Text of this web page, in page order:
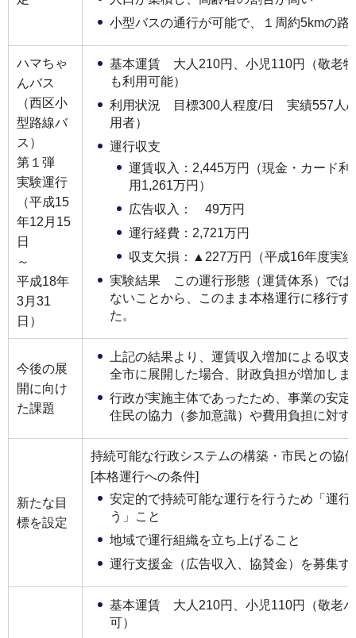
小型バスの通行が可能で、１周約5kmの路
ハマちゃ
んバス
（西区小
型路線バ
ス）
第１弾
実験運行
（平成15
年12月15
日
～
平成18年
3月31
日）
基本運賃 大人210円、小児110円（敬老
も利用可能）
利用状況 目標300人程度/日 実績557人/
用者）
運行収支
運賃収入：2,445万円（現金・カード
用1,261万円）
広告収入： 49万円
運行経費：2,721万円
収支欠損：▲227万円（平成16年度実
実験結果 この運行形態（運賃体系）では
ないことから、このまま本格運行に移行
た。
今後の展
開に向け
た課題
上記の結果より、運賃収入増加による収
全市に展開した場合、財政負担が増加しま
行政が実施主体であったため、事業の安
住民の協力（参加意識）や費用負担に対
新たな目
標を設定
持続可能な行政システムの構築・市民との協
[本格運行への条件]
安定的で持続可能な運行を行うため「運
う」こと
地域で運行組織を立ち上げること
運行支援金（広告収入、協賛金）を募集す
基本運賃 大人210円、小児110円（敬老
可）